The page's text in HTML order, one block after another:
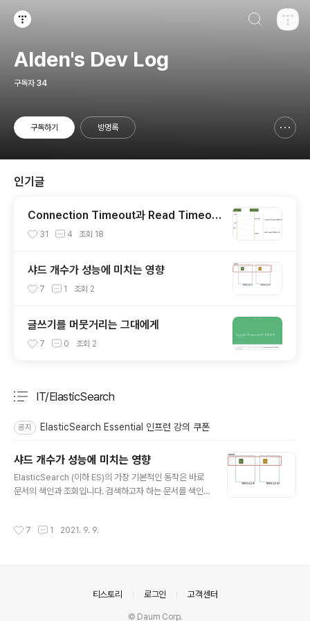
Alden's Dev Log
구독자 34
구독하기 방명록
인기글
Connection Timeout과 Read Timeou
t 살펴보기
31 4 조회 18
샤드 개수가 성능에 미치는 영향
7 1 조회 2
글쓰기를 머뭇거리는 그대에게
7 0 조회 2
IT/ElasticSearch
공지 ElasticSearch Essential 인프런 강의 쿠폰
샤드 개수가 성능에 미치는 영향
ElasticSearch (이하 ES)의 가장 기본적인 동작은 바로
문서의 색인과 조회입니다. 검색하고자 하는 문서를 색인
이죠. 그리고 이런 동작들의 중심에는 샤드들이 있습니다.
샤드 개수를 잘 설정하는 게 왜 중요한지 성능에 어떤 영향
을 주는지에 대해서 살펴보겠습니다. 샤드의 종류 먼저 ES
의 샤드에 대해서 살펴보겠습니다. ES에는 크게 프라이머
7 1 2021. 9. 9.
티스토리 로그인 고객센터
© Daum Corp.